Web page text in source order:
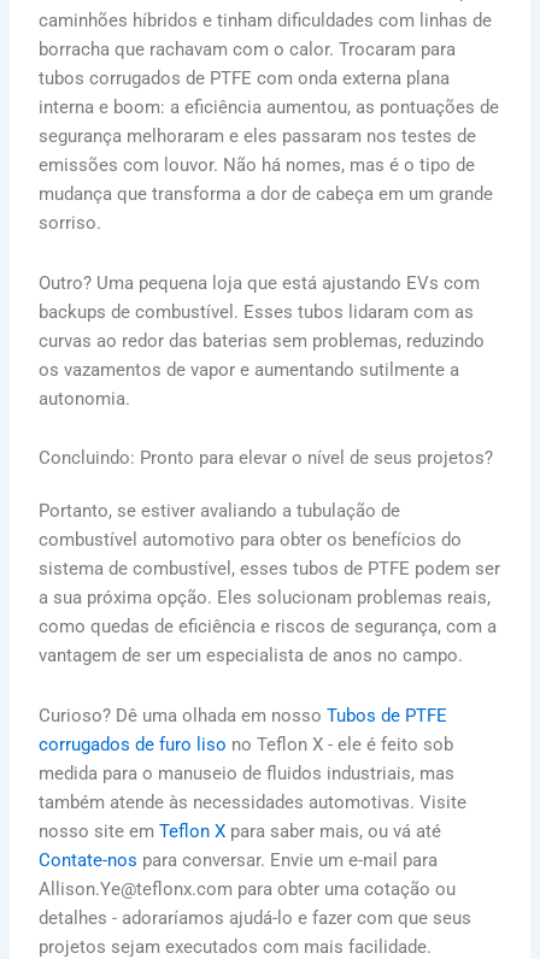
caminhões híbridos e tinham dificuldades com linhas de
borracha que rachavam com o calor. Trocaram para
tubos corrugados de PTFE com onda externa plana
interna e boom: a eficiência aumentou, as pontuações de
segurança melhoraram e eles passaram nos testes de
emissões com louvor. Não há nomes, mas é o tipo de
mudança que transforma a dor de cabeça em um grande
sorriso.
Outro? Uma pequena loja que está ajustando EVs com
backups de combustível. Esses tubos lidaram com as
curvas ao redor das baterias sem problemas, reduzindo
os vazamentos de vapor e aumentando sutilmente a
autonomia.
Concluindo: Pronto para elevar o nível de seus projetos?
Portanto, se estiver avaliando a tubulação de
combustível automotivo para obter os benefícios do
sistema de combustível, esses tubos de PTFE podem ser
a sua próxima opção. Eles solucionam problemas reais,
como quedas de eficiência e riscos de segurança, com a
vantagem de ser um especialista de anos no campo.
Curioso? Dê uma olhada em nossoTubos de PTFE
corrugados de furo liso no Teflon X - ele é feito sob
medida para o manuseio de fluidos industriais, mas
também atende às necessidades automotivas. Visite
nosso site emTeflon X para saber mais, ou vá até
Contate-nos para conversar. Envie um e-mail para
Allison.Ye@teflonx.com para obter uma cotação ou
detalhes - adoraríamos ajudá-lo e fazer com que seus
projetos sejam executados com mais facilidade.